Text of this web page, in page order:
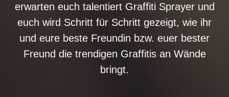
erwarten euch talentiert Graffiti Sprayer und
euch wird Schritt für Schritt gezeigt, wie ihr
und eure beste Freundin bzw. euer bester
Freund die trendigen Graffitis an Wände
bringt.